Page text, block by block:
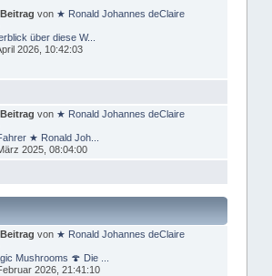
von ★ Ronald Johannes deClaire
über diese W...
2026, 10:42:03
von ★ Ronald Johannes deClaire
★ Ronald Joh...
2025, 08:04:00
von ★ Ronald Johannes deClaire
Mushrooms 🍄 Die ...
2026, 21:41:10